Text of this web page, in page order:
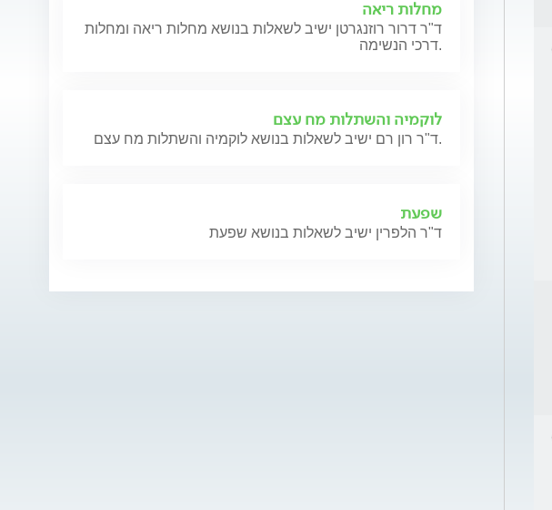
מחלות ריאה
ד"ר דרור רוזנגרטן ישיב לשאלות בנושא מחלות ריאה ומחלות
דרכי הנשימה.
לוקמיה והשתלות מח עצם
ד"ר רון רם ישיב לשאלות בנושא לוקמיה והשתלות מח עצם.
שפעת
ד"ר הלפרין ישיב לשאלות בנושא שפעת